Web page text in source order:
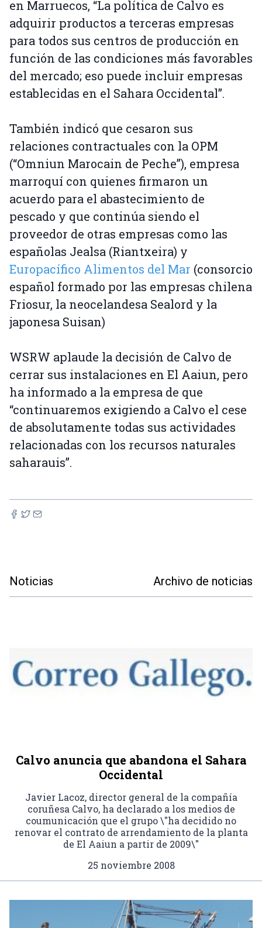
en Marruecos, “La política de Calvo es
adquirir productos a terceras empresas
para todos sus centros de producción en
función de las condiciones más favorables
del mercado; eso puede incluir empresas
establecidas en el Sahara Occidental”.
También indicó que cesaron sus
relaciones contractuales con la OPM
(“Omniun Marocain de Peche”), empresa
marroquí con quienes firmaron un
acuerdo para el abastecimiento de
pescado y que continúa siendo el
proveedor de otras empresas como las
españolas Jealsa (Riantxeira) y
Europacífico Alimentos del Mar (consorcio
español formado por las empresas chilena
Friosur, la neocelandesa Sealord y la
japonesa Suisan)
WSRW aplaude la decisión de Calvo de
cerrar sus instalaciones en El Aaiun, pero
ha informado a la empresa de que
“continuaremos exigiendo a Calvo el cese
de absolutamente todas sus actividades
relacionadas con los recursos naturales
saharauis”.
Noticias Archivo de noticias
Calvo anuncia que abandona el Sahara
Occidental
Javier Lacoz, director general de la compañía
coruñesa Calvo, ha declarado a los medios de
coumunicación que el grupo \"ha decidido no
renovar el contrato de arrendamiento de la planta
de El Aaiun a partir de 2009\"
25 noviembre 2008